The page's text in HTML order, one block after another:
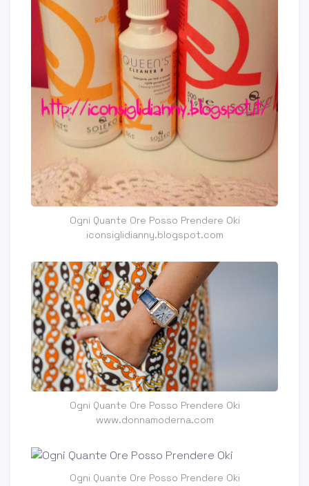
Ogni Quante Ore Posso Prendere Oki
iconsiglidianny.blogspot.com
Ogni Quante Ore Posso Prendere Oki
www.donnamoderna.com
Ogni Quante Ore Posso Prendere Oki